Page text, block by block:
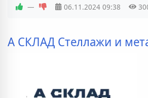
— 06.11.2024 09:38
А СКЛАД Стеллажи и